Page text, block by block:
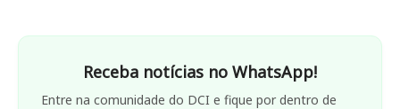
Receba notícias no WhatsApp!
Entre na comunidade do DCI e fique por dentro de